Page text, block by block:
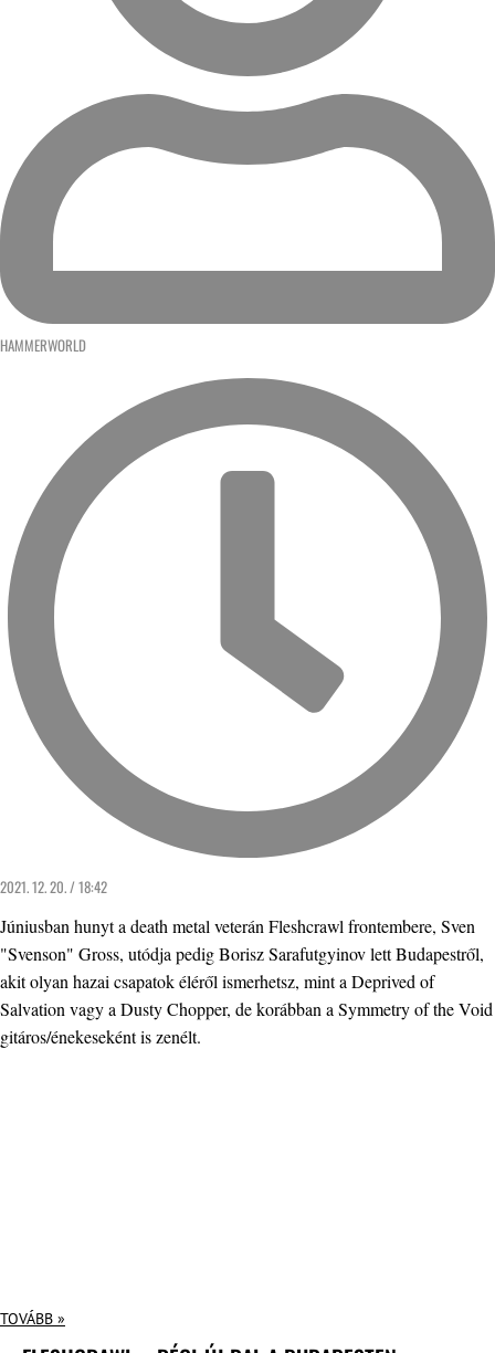
HAMMERWORLD
2021. 12. 20. / 18:42
Júniusban hunyt a death metal veterán Fleshcrawl frontembere, Sven
"Svenson" Gross, utódja pedig Borisz Sarafutgyinov lett Budapestről,
akit olyan hazai csapatok éléről ismerhetsz, mint a Deprived of
Salvation vagy a Dusty Chopper, de korábban a Symmetry of the Void
gitáros/énekeseként is zenélt.
TOVÁBB »